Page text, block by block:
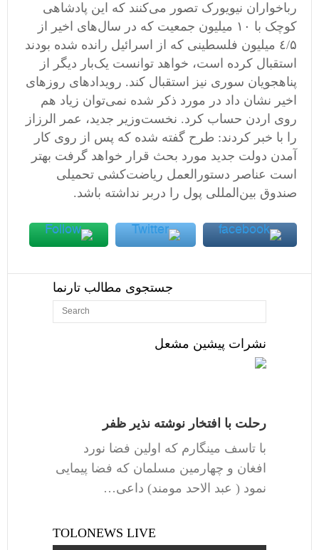
رباخواران نیویورک تصور می‌کنند که این پادشاهی
کوچک با ١٠ میلیون جمعیت که در سال‌های اخیر از
٤/۵ میلیون فلسطینی که از اسرائیل رانده شده بودند
استقبال کرده است، خواهد توانست یک‌بار دیگر از
پناهجویان سوری نیز استقبال کند. رویدادهای روزهای
اخیر نشان داد در مورد ذکر شده نمی‌توان زیاد هم
روی اردن حساب کرد. نخست‌وزیر جدید، عمر الرزاز
را با خبر کردند: طرح گفته شده که پس از روی کار
آمدن دولت جدید مورد بحث قرار خواهد گرفت بهتر
است عناصر دستورالعمل ریاضت‌کشی تحمیلی
صندوق بین‌المللی پول را دربر نداشته باشد.‬
جستجوی مطالب تارنما
نشرات پیشین مشعل
رحلت با افتخار نوشته نذیر ظفر
با تاسف مینگارم که اولین فضا نورد
افغان و چهارمین مسلمان که فضا پیمایی
نمود ( عبد الاحد مومند) داعی…
TOLONEWS LIVE